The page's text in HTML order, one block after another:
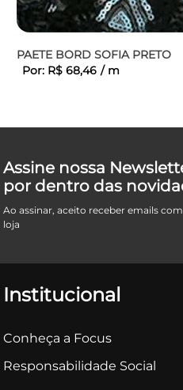
PAETE BORD SOFIA PRETO
Por: R$ 68,46 / m
Assine nossa
por dentro das
Ao assinar, aceito receber emails
loja
Institucional
Conheça a Focus
Responsabilidade Social